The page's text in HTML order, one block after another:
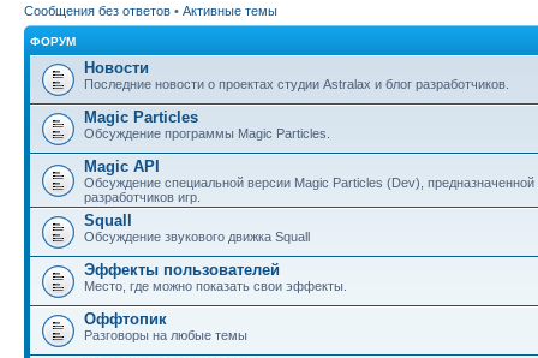
Сообщения без ответов • Активные темы
ФОРУМ
Новости
Последние новости о проектах студии Astralax и блог разработчиков.
Magic Particles
Обсуждение программы Magic Particles.
Magic API
Обсуждение специальной версии Magic Particles (Dev), предназначенной
разработчиков игр.
Squall
Обсуждение звукового движка Squall
Эффекты пользователей
Место, где можно показать свои эффекты.
Оффтопик
Разговоры на любые темы